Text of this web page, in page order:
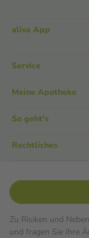
aliva App
Service
Meine Apotheke
So geht's
Rechtliches
Zu Risiken und
und fragen Sie Ihre